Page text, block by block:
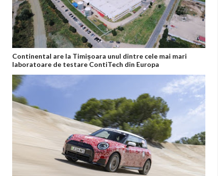
Continental are la Timișoara unul dintre cele mai mari
laboratoare de testare ContiTech din Europa